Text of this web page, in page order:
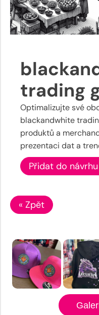
trading
Optimalizujte své
blackandwhite
produktů a
prezentaci dat a
Přidat do návrhu
« Zpět